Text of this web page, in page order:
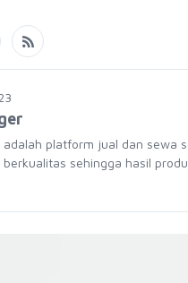
adalah platform jual dan sewa
sehingga hasil